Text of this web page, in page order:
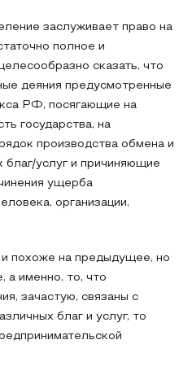
заслуживает право на
полное и
сказать, что
деяния предусмотренные
РФ, посягающие на
государства, на
производства обмена и
услуг и причиняющие
ущерба
организации,
похоже на предыдущее, но
а именно, то, что
зачастую, связаны с
благ и услуг, то